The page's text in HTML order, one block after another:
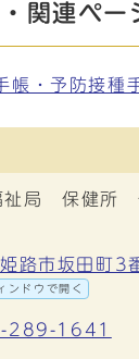
関連ペー
帳・予防接種
局 保健所
路市坂田町3
ンドウで開く
289-1641